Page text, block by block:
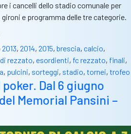
i cancelli dello stadio comunale per
e programma delle tre categorie.
2013, 2014, 2015, brescia, calcio,
rezzato, esordienti, fc rezzato, finali,
, pulcini, sorteggi, stadio, tornei, trofeo
Dal 6 giugno
Memorial Pansini –